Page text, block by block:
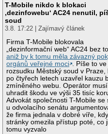
T-Mobile nikdo k blokaci
‚dezinfowebu‘ AC24 nenutil,
soud
3.8. 17:22 | Zajímavý článek
Firma T-Mobile blokovala
„dezinformační web“ AC24 bez
aniž by k tomu měla závazný
orgánů veřejné moci . Píše to ve
rozsudku Městský soud v Praze,
po čtyřech letech uzavřel kauzu
zmíněného webu. Operátor musí
uhradit škodu ve výši 35 tisíc
Advokát společnosti T-Mobile se
u odvolacího senátu
že firma jednala v dobré víře,
stránky omezila přístup poté, co
tomu vyzvalo